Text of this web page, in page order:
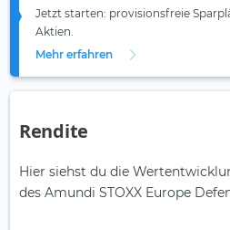
Jetzt starten: provisionsfreie
Aktien.
Mehr erfahren
Rendite
Hier siehst du die
des Amundi STOXX Europe